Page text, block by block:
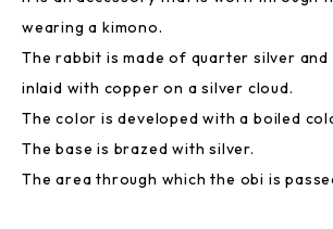
wearing a kimono.
The rabbit is made of quarter silver and
inlaid with copper on a silver cloud.
The color is developed with a boiled
The base is brazed with silver.
The area through which the obi is